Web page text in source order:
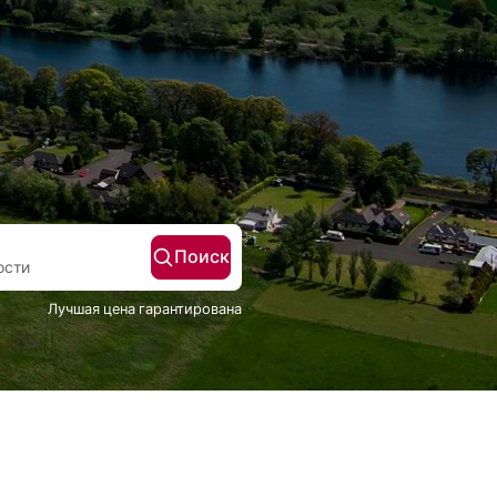
Поиск
Лучшая цена гарантирована